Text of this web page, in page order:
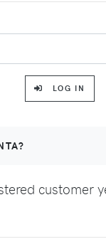
LOG IN
customer